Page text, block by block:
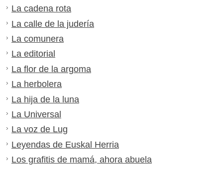
La cadena rota
La calle de la judería
La comunera
La editorial
La flor de la argoma
La herbolera
La hija de la luna
La Universal
La voz de Lug
Leyendas de Euskal Herria
Los grafitis de mamá, ahora abuela